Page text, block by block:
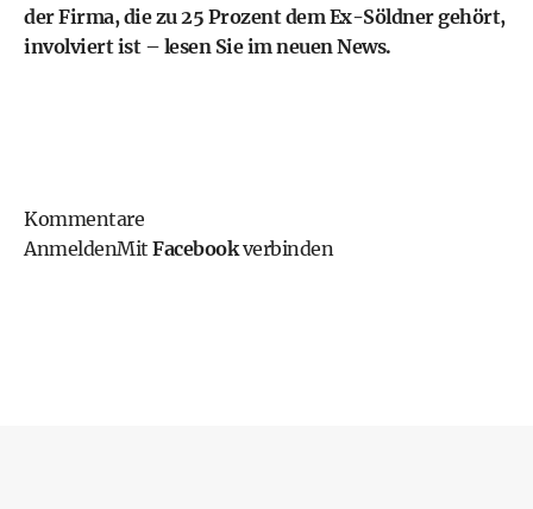
der Firma, die zu 25 Prozent dem Ex-Söldner gehört,
involviert ist – lesen Sie im neuen News.
Kommentare
AnmeldenMit Facebookverbinden